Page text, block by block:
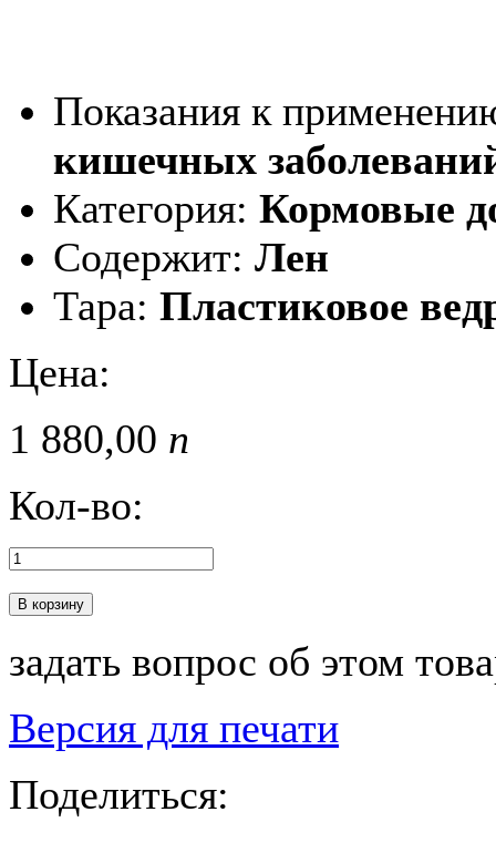
Показания к
кишечных
Категория: Кормовые
Содержит: Лен
Тара: Пластиковое
Цена:
1 880,00 п
Кол-во:
В корзину
задать вопрос об этом
Версия для печати
Поделиться: